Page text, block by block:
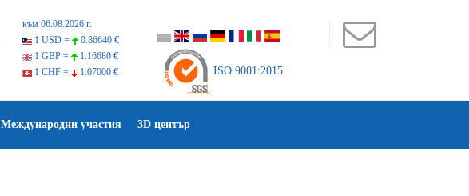
към 06.08.2026 г.
1 USD =
0.86640 €
1 GBP =
1.16680 €
1 CHF =
1.07000 € ISO 9001:2015
Международни участия 3D център